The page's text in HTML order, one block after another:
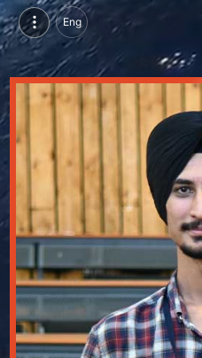
Eng
जसनीत सिंह सैनी, परसुइन्ग बीटेक इन कम्प्यूटर साइंस एंड इंजीनियरिंग, मेडी-कैप्स यूनिवर्सिटी, इंदौर | वीडियो परिचय देखें
जसनीत सिंह सैनी, परसुइन्ग बीटेक इन कम्प्यूटर साइंस एंड इंजीनियरिंग, मेडी-कैप्स यूनिवर्सिटी, इंदौर का वीडियो परिचय और सिंगल ब्रांडिंग